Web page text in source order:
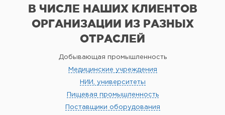
В ЧИСЛЕ НАШИХ КЛИЕНТОВ
ОРГАНИЗАЦИИ ИЗ РАЗНЫХ
ОТРАСЛЕЙ
Добывающая промышленность
Медицинские учреждения
НИИ, университеты
Пищевая промышленность
Поставщики оборудования